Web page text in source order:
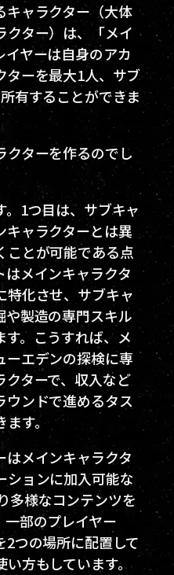
キャラクター（大体
クター）は、「メイ
ヤーは自身のアカ
ターを最大1人、サブ
有することができま
クターを作るのでし
1つ目は、サブキャ
キャラクターとは異
ことが可能である点
メインキャラクタ
特化させ、サブキャ
や製造の専門スキル
。こうすれば、メ
ーエデンの探検に専
ターで、収入など
ウンドで進めるタス
ます。
はメインキャラクタ
ションに加入可能な
多様なコンテンツを
部のプレイヤー
2つの場所に配置して
い方もしています。